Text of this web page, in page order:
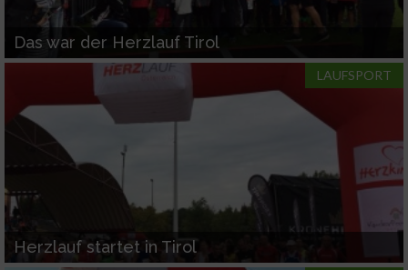
Das war der Herzlauf Tirol
LAUFSPORT
Herzlauf startet in Tirol
personalisierter Inhalte
Messung der Werbeleistung
Messung der Performance von Inhalten
Analyse von Zielgruppen durch Statistiken
oder Kombinationen von Daten aus
verschiedenen Quellen
Entwicklung und Verbesserung der Angebote